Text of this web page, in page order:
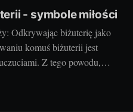
- symbole miłości
Odkrywając biżuterię jako
komuś biżuterii jest
Z tego powodu,
miłości, który nie tylko zdobi,
sposób. Czy jest